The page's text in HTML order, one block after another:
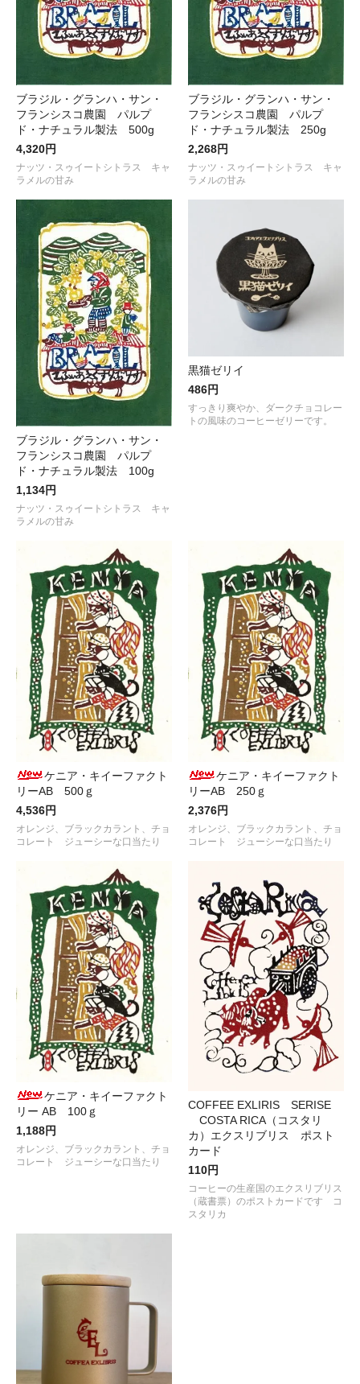
ブラジル・グランハ・サン・
フランシスコ農園 パルプ
ド・ナチュラル製法 500g
4,320円
ナッツ・スゥイートシトラス キャ
ラメルの甘み
ブラジル・グランハ・サン・
フランシスコ農園 パルプ
ド・ナチュラル製法 250g
2,268円
ナッツ・スゥイートシトラス キャ
ラメルの甘み
ブラジル・グランハ・サン・
フランシスコ農園 パルプ
ド・ナチュラル製法 100g
1,134円
ナッツ・スゥイートシトラス キャ
ラメルの甘み
黒猫ゼリイ
486円
すっきり爽やか、ダークチョコレー
トの風味のコーヒーゼリーです。
ケニア・キイーファクト
リーAB 500ｇ
4,536円
オレンジ、ブラックカラント、チョ
コレート ジューシーな口当たり
ケニア・キイーファクト
リーAB 250ｇ
2,376円
オレンジ、ブラックカラント、チョ
コレート ジューシーな口当たり
ケニア・キイーファクト
リー AB 100ｇ
1,188円
オレンジ、ブラックカラント、チョ
コレート ジューシーな口当たり
COFFEE EXLIRIS SERISE
COSTA RICA（コスタリ
カ）エクスリブリス ポスト
カード
110円
コーヒーの生産国のエクスリブリス
（蔵書票）のポストカードです コ
スタリカ